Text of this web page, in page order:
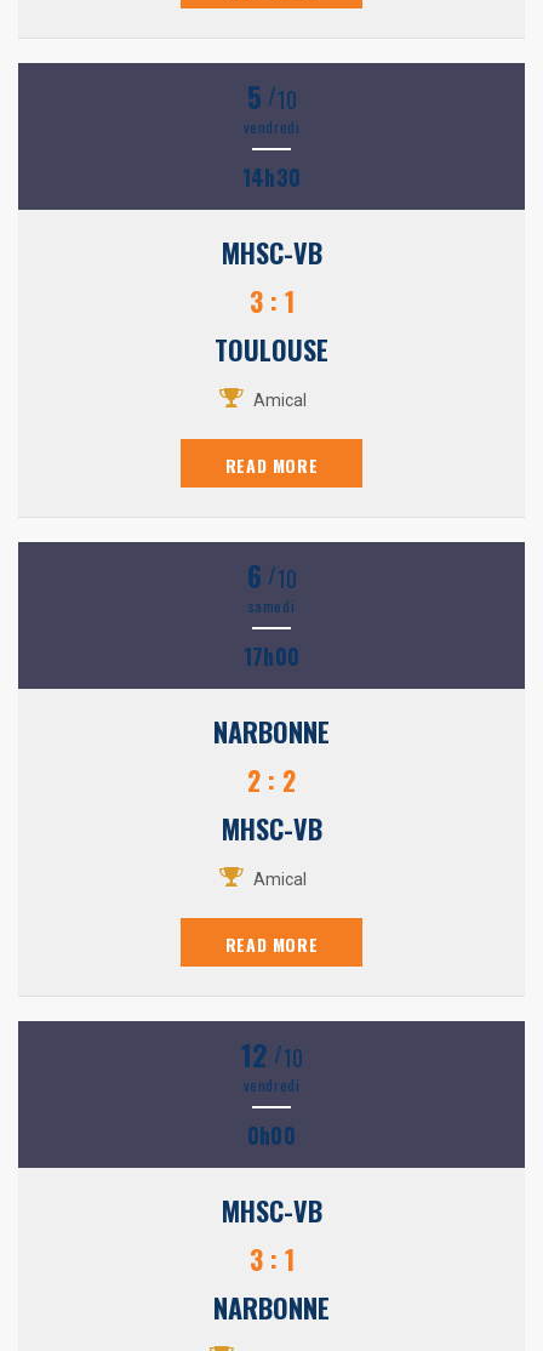
5 /10
vendredi
14h30
MHSC-VB
3 : 1
TOULOUSE
Amical
READ MORE
6 /10
samedi
17h00
NARBONNE
2 : 2
MHSC-VB
Amical
READ MORE
12 /10
vendredi
0h00
MHSC-VB
3 : 1
NARBONNE